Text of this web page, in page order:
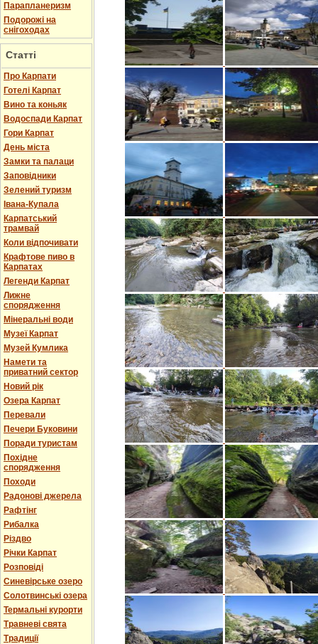
Парапланеризм
Подорожі на
снігоходах
Статті
Про Карпати
Готелі Карпат
Вино та коньяк
Водоспади Карпат
Гори Карпат
День міста
Замки та палаци
Заповідники
Зелений туризм
Івана-Купала
Карпатський
трамвай
Коли відпочивати
Крафтове пиво в
Карпатах
Легенди Карпат
Лижне
спорядження
Мінеральні води
Музеї Карпат
Музей Кумлика
Намети та
приватний сектор
Новий рік
Озера Карпат
Перевали
Печери Буковини
Поради туристам
Похідне
спорядження
Походи
Радонові джерела
Рафтінг
Рибалка
Різдво
Річки Карпат
Розповіді
Синевірське озеро
Солотвинські озера
Термальні курорти
Травневі свята
Традиції